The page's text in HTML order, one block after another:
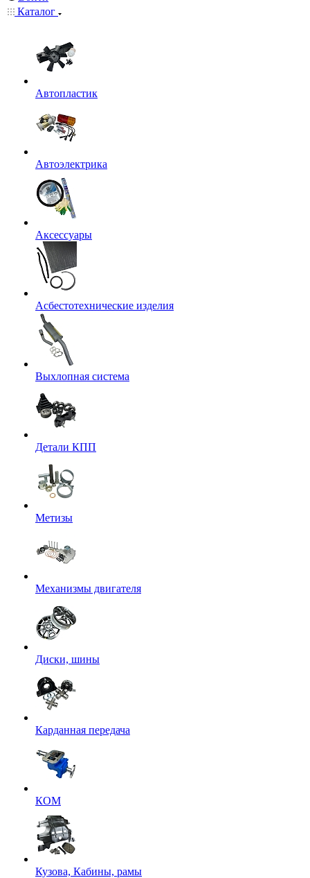
Каталог
Автопластик
Автоэлектрика
Аксессуары
Асбестотехнические изделия
Выхлопная система
Детали КПП
Метизы
Механизмы двигателя
Диски, шины
Карданная передача
КОМ
Кузова, Кабины, рамы